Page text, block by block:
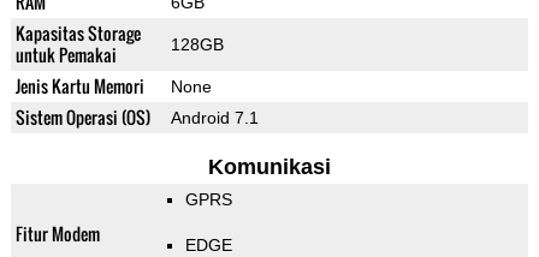
Kapasitas Storage
untuk Pemakai
128GB
Jenis Kartu Memori None
Sistem Operasi (OS) Android 7.1
Komunikasi
Fitur Modem
GPRS
EDGE